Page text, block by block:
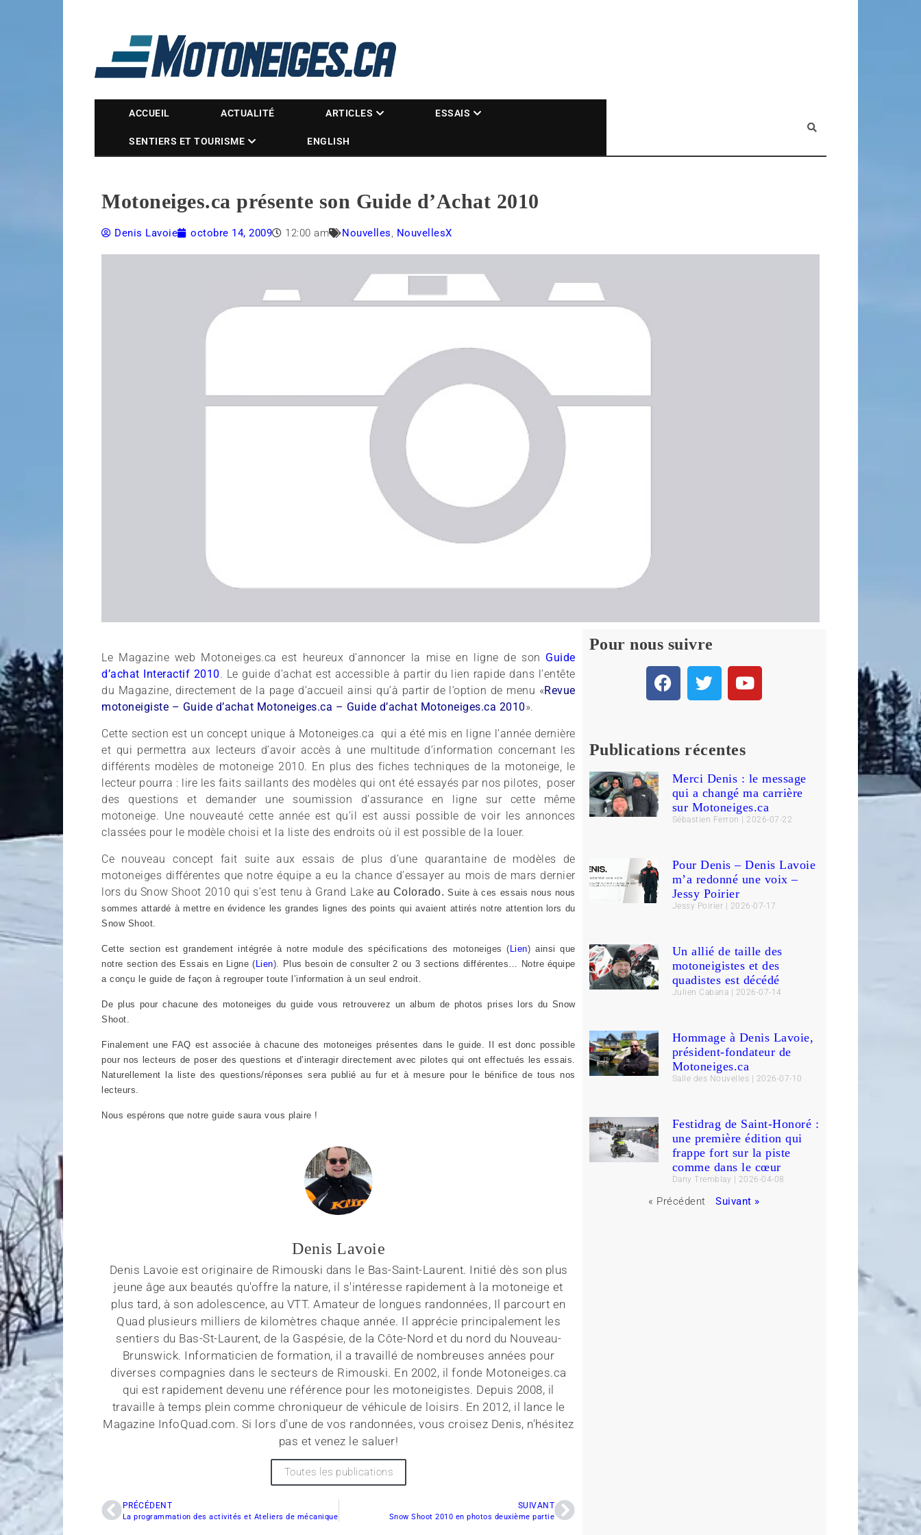
Magazine Motoneiges.ca
ACCUEIL ACTUALITÉ ARTICLES ESSAIS
SENTIERS ET TOURISME ENGLISH
Motoneiges.ca présente son Guide d’Achat 2010
Denis Lavoie octobre 14, 2009 12:00 am Nouvelles, NouvellesX
Le Magazine web Motoneiges.ca est heureux d’annoncer la mise en ligne de son Guide
d’achat Interactif 2010. Le guide d’achat est accessible à partir du lien rapide dans l’entête
du Magazine, directement de la page d’accueil ainsi qu’à partir de l’option de menu «Revue
motoneigiste – Guide d’achat Motoneiges.ca – Guide d’achat Motoneiges.ca 2010».
Cette section est un concept unique à Motoneiges.ca qui a été mis en ligne l’année dernière
et qui permettra aux lecteurs d’avoir accès à une multitude d’information concernant les
différents modèles de motoneige 2010. En plus des fiches techniques de la motoneige, le
lecteur pourra : lire les faits saillants des modèles qui ont été essayés par nos pilotes, poser
des questions et demander une soumission d’assurance en ligne sur cette même
motoneige. Une nouveauté cette année est qu’il est aussi possible de voir les annonces
classées pour le modèle choisi et la liste des endroits où il est possible de la louer.
Ce nouveau concept fait suite aux essais de plus d’une quarantaine de modèles de
motoneiges différentes que notre équipe a eu la chance d’essayer au mois de mars dernier
lors du Snow Shoot 2010 qui s’est tenu à Grand Lakeau Colorado. Suite à ces essais nous nous
sommes attardé à mettre en évidence les grandes lignes des points qui avaient attirés notre attention lors du
Snow Shoot.
Cette section est grandement intégrée à notre module des spécifications des motoneiges (Lien) ainsi que
notre section des Essais en Ligne (Lien). Plus besoin de consulter 2 ou 3 sections différentes… Notre équipe
a conçu le guide de façon à regrouper toute l’information à un seul endroit.
De plus pour chacune des motoneiges du guide vous retrouverez un album de photos prises lors du Snow
Shoot.
Finalement une FAQ est associée à chacune des motoneiges présentes dans le guide. Il est donc possible
pour nos lecteurs de poser des questions et d’interagir directement avec pilotes qui ont effectués les essais.
Naturellement la liste des questions/réponses sera publié au fur et à mesure pour le bénifice de tous nos
lecteurs.
Nous espérons que notre guide saura vous plaire !
Denis Lavoie
Denis Lavoie est originaire de Rimouski dans le Bas-Saint-Laurent. Initié dès son plus
jeune âge aux beautés qu'offre la nature, il s'intéresse rapidement à la motoneige et
plus tard, à son adolescence, au VTT. Amateur de longues randonnées, Il parcourt en
Quad plusieurs milliers de kilomètres chaque année. Il apprécie principalement les
sentiers du Bas-St-Laurent, de la Gaspésie, de la Côte-Nord et du nord du Nouveau-
Brunswick. Informaticien de formation, il a travaillé de nombreuses années pour
diverses compagnies dans le secteurs de Rimouski. En 2002, il fonde Motoneiges.ca
qui est rapidement devenu une référence pour les motoneigistes. Depuis 2008, il
travaille à temps plein comme chroniqueur de véhicule de loisirs. En 2012, il lance le
Magazine InfoQuad.com. Si lors d'une de vos randonnées, vous croisez Denis, n'hésitez
pas et venez le saluer!
Toutes les publications
PRÉCÉDENT
La programmation des activités et Ateliers de mécanique
SUIVANT
Snow Shoot 2010 en photos deuxième partie
Pour nous suivre
Publications récentes
Merci Denis : le message
qui a changé ma carrière
sur Motoneiges.ca
Sébastien Ferron 2026-07-22
Pour Denis – Denis Lavoie
m’a redonné une voix –
Jessy Poirier
Jessy Poirier 2026-07-17
Un allié de taille des
motoneigistes et des
quadistes est décédé
Julien Cabana 2026-07-14
Hommage à Denis Lavoie,
président-fondateur de
Motoneiges.ca
Salle des Nouvelles 2026-07-10
Festidrag de Saint-Honoré :
une première édition qui
frappe fort sur la piste
comme dans le cœur
Dany Tremblay 2026-04-08
« Précédent Suivant »